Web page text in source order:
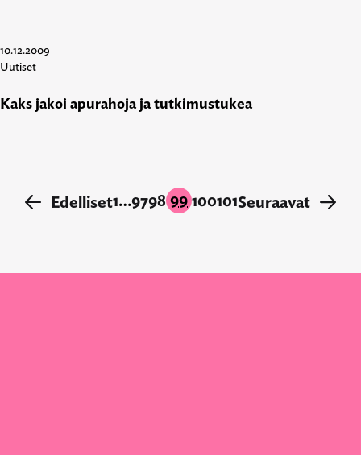
10.12.2009
Uutiset
Kaks jakoi apurahoja ja tutkimustukea
← Edelliset1…9798 99 100101Seuraavat →